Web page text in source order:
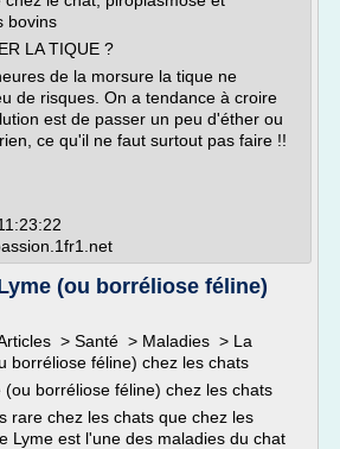
bovins
LA TIQUE ?
de la morsure la tique ne
de risques. On a tendance à croire
est de passer un peu d'éther ou
ce qu'il ne faut surtout pas faire !!
(ou borréliose féline)
> Santé > Maladies > La
borréliose féline) chez les chats
(ou borréliose féline) chez les chats
rare chez les chats que chez les
Lyme est l'une des maladies du chat